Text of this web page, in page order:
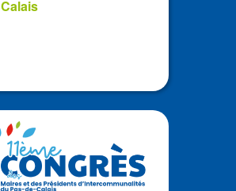
Calais